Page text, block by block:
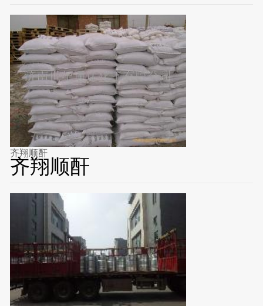
齐翔顺酐
齐翔顺酐